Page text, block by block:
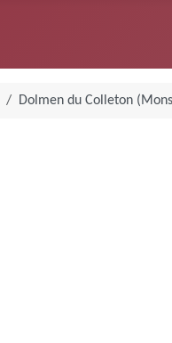
Dolmen du Colleton